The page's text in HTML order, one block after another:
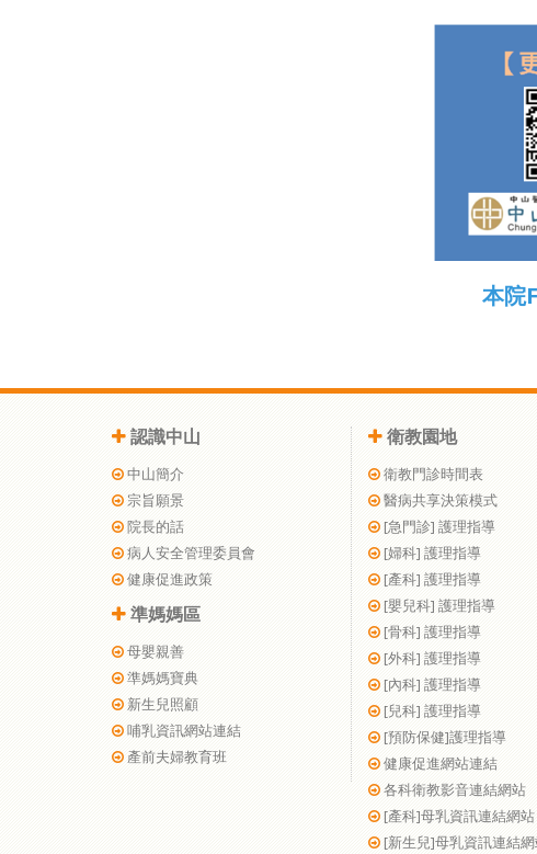
本院
認識中山
中山簡介
宗旨願景
院長的話
病人安全管理委員會
健康促進政策
準媽媽區
母嬰親善
準媽媽寶典
新生兒照顧
哺乳資訊網站連結
產前夫婦教育班
衛教園地
衛教門診時間表
醫病共享決策模式
[急門診] 護理指導
[婦科] 護理指導
[產科] 護理指導
[嬰兒科] 護理指導
[骨科] 護理指導
[外科] 護理指導
[內科] 護理指導
[兒科] 護理指導
[預防保健]護理指導
健康促進網站連結
各科衛教影音連結網站
[產科]母乳資訊連結網站
[新生兒]母乳資訊連結